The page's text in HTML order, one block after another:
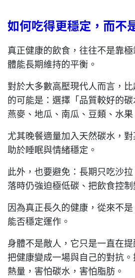
如何吃得更穩定，而不
真正健康的飲食，往往不是靠
體能長期維持的平衡。
對於大多數高壓現代人而言，
的可能是：選擇「品質較好的
燕麥、地瓜、南瓜、豆類、水果
尤其晚餐適量加入天然碳水，
助於睡眠與情緒穩定。
此外，也要避免：長期只吃沙
落時仍強迫極低碳、把飲食控制
因為真正長久的健康，從來不
能否穩定運作。
身體不是敵人，它只是一直在
把健康變成一場與自己的對抗
熱量，害怕碳水，害怕脂肪。